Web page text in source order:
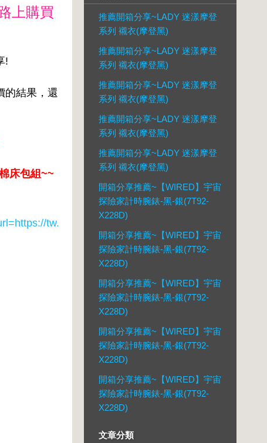
上購買
!
的結果，還
床包組~~
tw.
推薦開箱分享~LADY 迷漾摩登
系列 襯衣(摩登黑)
推薦開箱分享~LADY 迷漾摩登
系列 襯衣(摩登黑)
推薦開箱分享~LADY 迷漾摩登
系列 襯衣(摩登黑)
推薦開箱分享~LADY 迷漾摩登
系列 襯衣(摩登黑)
推薦開箱分享~LADY 迷漾摩登
系列 襯衣(摩登黑)
開箱分享推薦~【WIRED】宇宙
探險家計時腕錶-黑-銀(7T92-
X228D)
開箱分享推薦~【WIRED】宇宙
探險家計時腕錶-黑-銀(7T92-
X228D)
開箱分享推薦~【WIRED】宇宙
探險家計時腕錶-黑-銀(7T92-
X228D)
開箱分享推薦~【WIRED】宇宙
探險家計時腕錶-黑-銀(7T92-
X228D)
開箱分享推薦~【WIRED】宇宙
探險家計時腕錶-黑-銀(7T92-
X228D)
文章分類